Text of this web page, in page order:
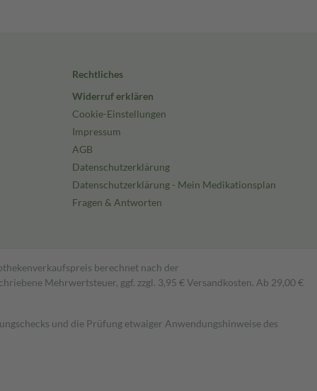
Rechtliches
Widerruf erklären
Cookie-Einstellungen
Impressum
AGB
Datenschutzerklärung
Datenschutzerklärung - Mein Medikationsplan
Fragen & Antworten
berechnet nach der
Mehrwertsteuer, ggf. zzgl. 3,95 € Versandkosten. Ab 29,00 €
und die Prüfung etwaiger Anwendungshinweise des